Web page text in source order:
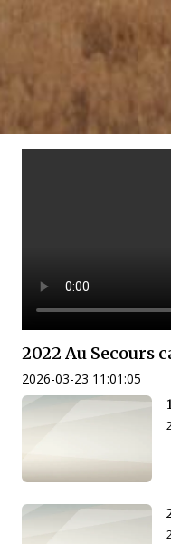
2022 Au Secours
2026-03-23 11:01:05